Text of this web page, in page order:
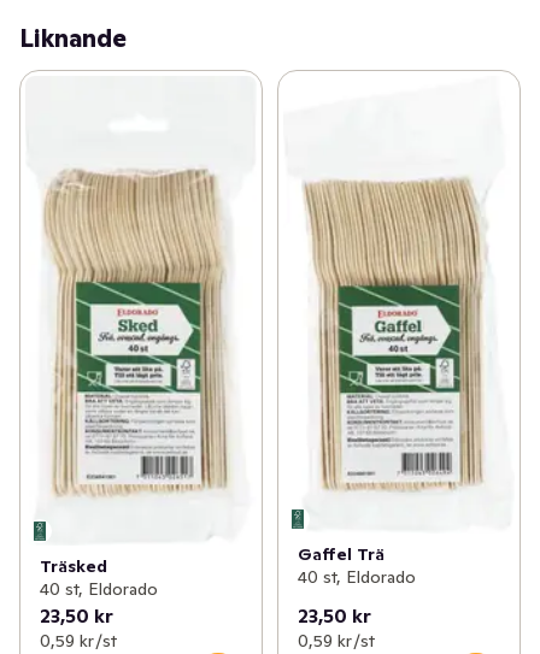
Liknande
Träsked
40 st, Eldorado
23,50 kr
0,59 kr /st
Gaffel Trä
40 st, Eldorado
23,50 kr
0,59 kr /st